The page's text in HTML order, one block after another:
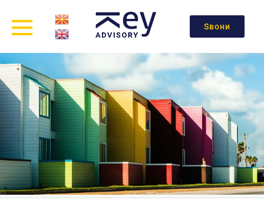
Ѕвони